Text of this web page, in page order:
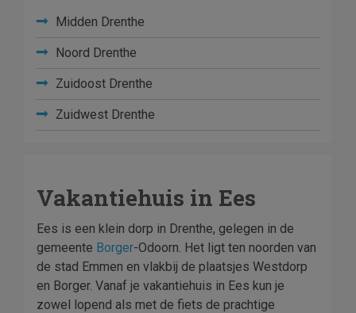
Midden Drenthe
Noord Drenthe
Zuidoost Drenthe
Zuidwest Drenthe
Vakantiehuis in Ees
Ees is een klein dorp in Drenthe, gelegen in de
gemeente Borger-Odoorn. Het ligt ten noorden van
de stad Emmen en vlakbij de plaatsjes Westdorp
en Borger. Vanaf je vakantiehuis in Ees kun je
zowel lopend als met de fiets de prachtige